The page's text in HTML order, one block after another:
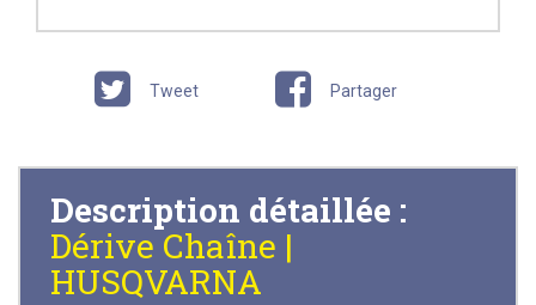
Tweet Partager
Description détaillée :
Dérive Chaîne |
HUSQVARNA